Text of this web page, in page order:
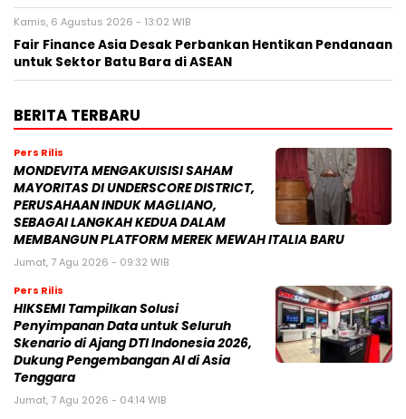
Kamis, 6 Agustus 2026 - 13:02 WIB
Fair Finance Asia Desak Perbankan Hentikan Pendanaan
untuk Sektor Batu Bara di ASEAN
BERITA TERBARU
Pers Rilis
MONDEVITA MENGAKUISISI SAHAM
MAYORITAS DI UNDERSCORE DISTRICT,
PERUSAHAAN INDUK MAGLIANO,
SEBAGAI LANGKAH KEDUA DALAM
MEMBANGUN PLATFORM MEREK MEWAH ITALIA BARU
Jumat, 7 Agu 2026 - 09:32 WIB
Pers Rilis
HIKSEMI Tampilkan Solusi
Penyimpanan Data untuk Seluruh
Skenario di Ajang DTI Indonesia 2026,
Dukung Pengembangan AI di Asia
Tenggara
Jumat, 7 Agu 2026 - 04:14 WIB